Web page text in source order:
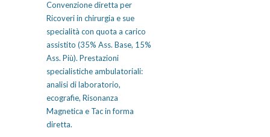
Convenzione diretta per
Ricoveri in chirurgia e sue
specialità con quota a carico
assistito (35% Ass. Base, 15%
Ass. Più). Prestazioni
specialistiche ambulatoriali:
analisi di laboratorio,
ecografie, Risonanza
Magnetica e Tac in forma
diretta.